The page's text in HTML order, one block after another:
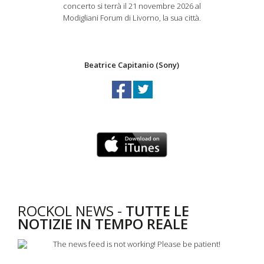
concerto si terrà il 21 novembre 2026 al
Modigliani Forum di Livorno, la sua città.
Beatrice Capitanio (Sony)
ROCKOL NEWS - TUTTE LE
NOTIZIE IN TEMPO REALE